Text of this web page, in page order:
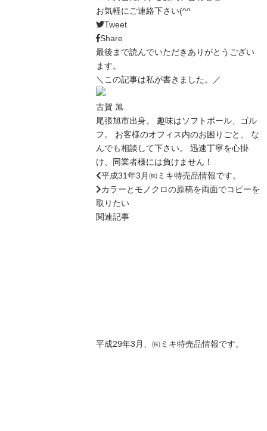
お気軽にご連絡下さい(^^ゞ
Tweet
Share
最後まで読んでいただきありがとうござい
ます。
＼この記事は私が書きました。／
古賀 旭
尾張旭市出身。 趣味はソフトボール、ゴル
フ。 お客様のオフィス内のお困りごと、 な
んでも相談して下さい。 迅速丁寧を心掛
け、同業者様には負けません！
平成31年3月㈱ミキ特売品情報です。
カラーとモノクロの原稿を両面でコピーを
取りたい
関連記事
平成29年3月、㈱ミキ特売品情報です。